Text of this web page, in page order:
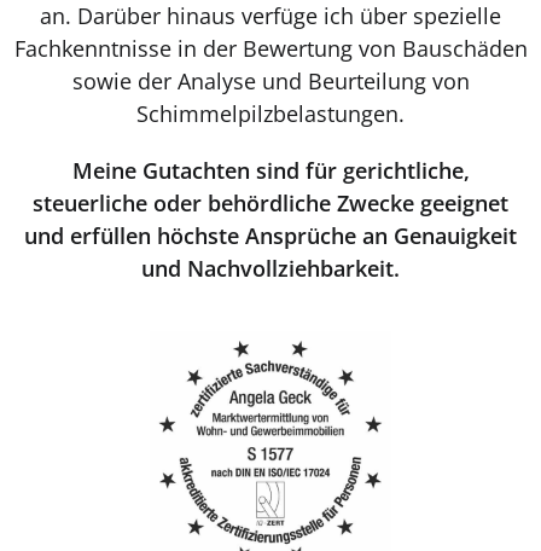
an. Darüber hinaus verfüge ich über spezielle
Fachkenntnisse in der Bewertung von Bauschäden
sowie der Analyse und Beurteilung von
Schimmelpilzbelastungen.
Meine Gutachten sind für gerichtliche,
steuerliche oder behördliche Zwecke geeignet
und erfüllen höchste Ansprüche an Genauigkeit
und Nachvollziehbarkeit.